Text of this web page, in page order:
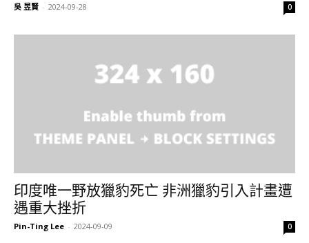
吳 昱賢 - 2024-09-28 0
印度唯一野放獵豹死亡 非洲獵豹引入計畫遭
遇重大挫折
Pin-Ting Lee - 2024-09-09 0